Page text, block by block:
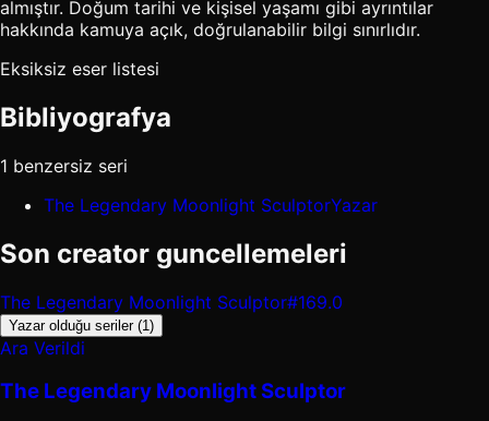
almıştır. Doğum tarihi ve kişisel yaşamı gibi ayrıntılar
hakkında kamuya açık, doğrulanabilir bilgi sınırlıdır.
Eksiksiz eser listesi
Bibliyografya
1 benzersiz seri
The Legendary Moonlight SculptorYazar
Son creator guncellemeleri
The Legendary Moonlight Sculptor#169.0
Yazar olduğu seriler (1)
Ara Verildi
The Legendary Moonlight Sculptor